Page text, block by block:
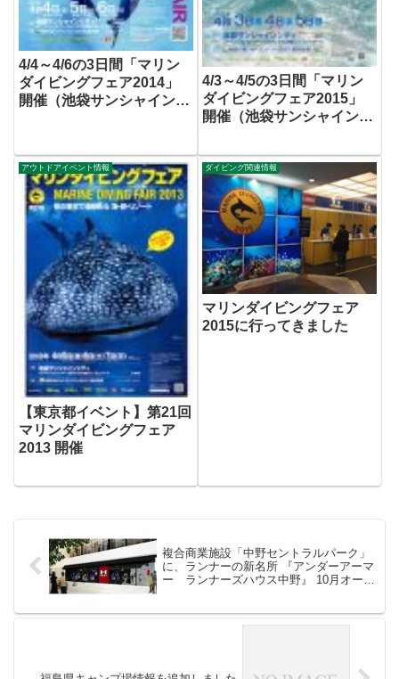
4/4～4/6の3日間「マリン
ダイビングフェア2014」
開催（池袋サンシャインシ
4/3～4/5の3日間「マリン
ダイビングフェア2015」
開催（池袋サンシャインシ
アウトドアイベント情報
【東京都イベント】第21回
マリンダイビングフェア
2013 開催
ダイビング関連情報
マリンダイビングフェア
2015に行ってきました
複合商業施設「中野セントラルパーク」
に、ランナーの新名所 『アンダーアーマ
ー ランナーズハウス中野』 10月オープ